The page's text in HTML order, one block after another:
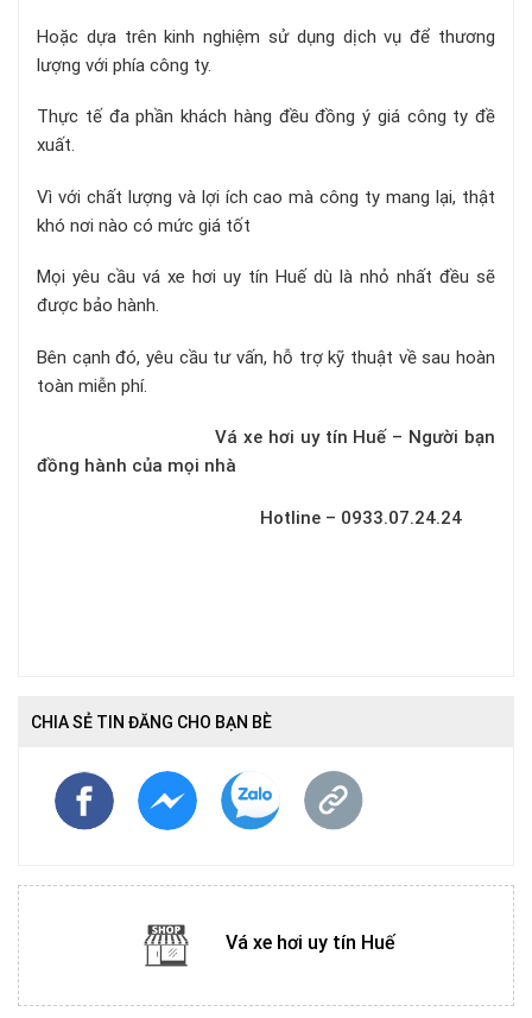
Hoặc dựa trên kinh nghiệm sử dụng dịch vụ để thương
lượng với phía công ty.
Thực tế đa phần khách hàng đều đồng ý giá công ty đề
xuất.
Vì với chất lượng và lợi ích cao mà công ty mang lại, thật
khó nơi nào có mức giá tốt
Mọi yêu cầu vá xe hơi uy tín Huế dù là nhỏ nhất đều sẽ
được bảo hành.
Bên cạnh đó, yêu cầu tư vấn, hỗ trợ kỹ thuật về sau hoàn
toàn miễn phí.
Vá xe hơi uy tín Huế – Người bạn
đồng hành của mọi nhà
Hotline – 0933.07.24.24
CHIA SẺ TIN ĐĂNG CHO BẠN BÈ
Vá xe hơi uy tín Huế